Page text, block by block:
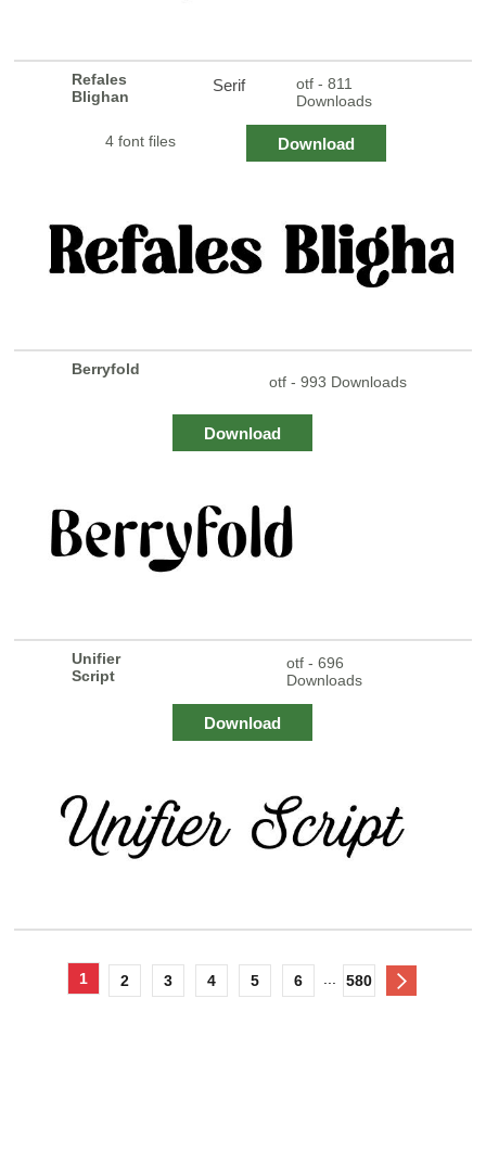
Refales
Blighan
Serif
otf - 811
Downloads
4 font files Download
Berryfold
otf - 993 Downloads
Download
Unifier
Script
otf - 696
Downloads
Download
1 2 3 4 5 6 580